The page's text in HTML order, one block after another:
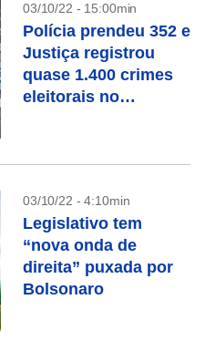
03/10/22 - 15:00min
Polícia prendeu 352 e
Justiça registrou
quase 1.400 crimes
eleitorais no
03/10/22 - 4:10min
Legislativo tem
“nova onda de
direita” puxada por
Bolsonaro